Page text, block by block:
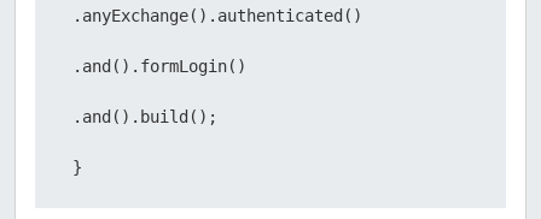
.anyExchange().authenticated()
.and().formLogin()
.and().build();
}